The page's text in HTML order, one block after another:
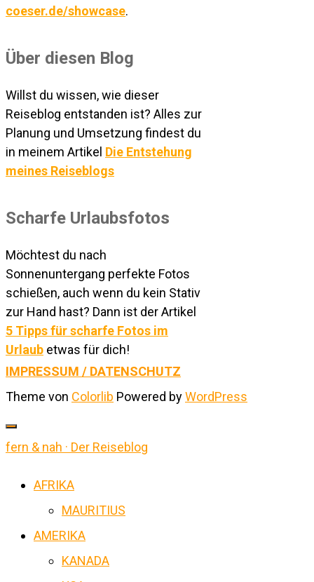
coeser.de/showcase.
Über diesen Blog
Willst du wissen, wie dieser
Reiseblog entstanden ist? Alles zur
Planung und Umsetzung findest du
in meinem Artikel Die Entstehung
meines Reiseblogs
Scharfe Urlaubsfotos
Möchtest du nach
Sonnenuntergang perfekte Fotos
schießen, auch wenn du kein Stativ
zur Hand hast? Dann ist der Artikel
5 Tipps für scharfe Fotos im
Urlaub etwas für dich!
IMPRESSUM / DATENSCHUTZ
Theme von Colorlib Powered byWordPress
fern & nah · Der Reiseblog
AFRIKA
MAURITIUS
AMERIKA
KANADA